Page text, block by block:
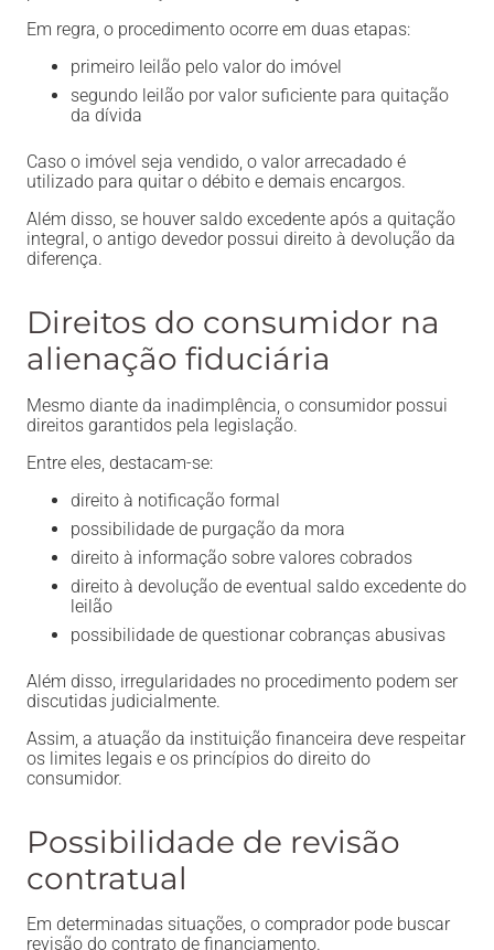
Em regra, o procedimento ocorre em duas etapas:
primeiro leilão pelo valor do imóvel
segundo leilão por valor suficiente para quitação
da dívida
Caso o imóvel seja vendido, o valor arrecadado é
utilizado para quitar o débito e demais encargos.
Além disso, se houver saldo excedente após a quitação
integral, o antigo devedor possui direito à devolução da
diferença.
Direitos do consumidor na
alienação fiduciária
Mesmo diante da inadimplência, o consumidor possui
direitos garantidos pela legislação.
Entre eles, destacam-se:
direito à notificação formal
possibilidade de purgação da mora
direito à informação sobre valores cobrados
direito à devolução de eventual saldo excedente do
leilão
possibilidade de questionar cobranças abusivas
Além disso, irregularidades no procedimento podem ser
discutidas judicialmente.
Assim, a atuação da instituição financeira deve respeitar
os limites legais e os princípios do direito do
consumidor.
Possibilidade de revisão
contratual
Em determinadas situações, o comprador pode buscar
revisão do contrato de financiamento.